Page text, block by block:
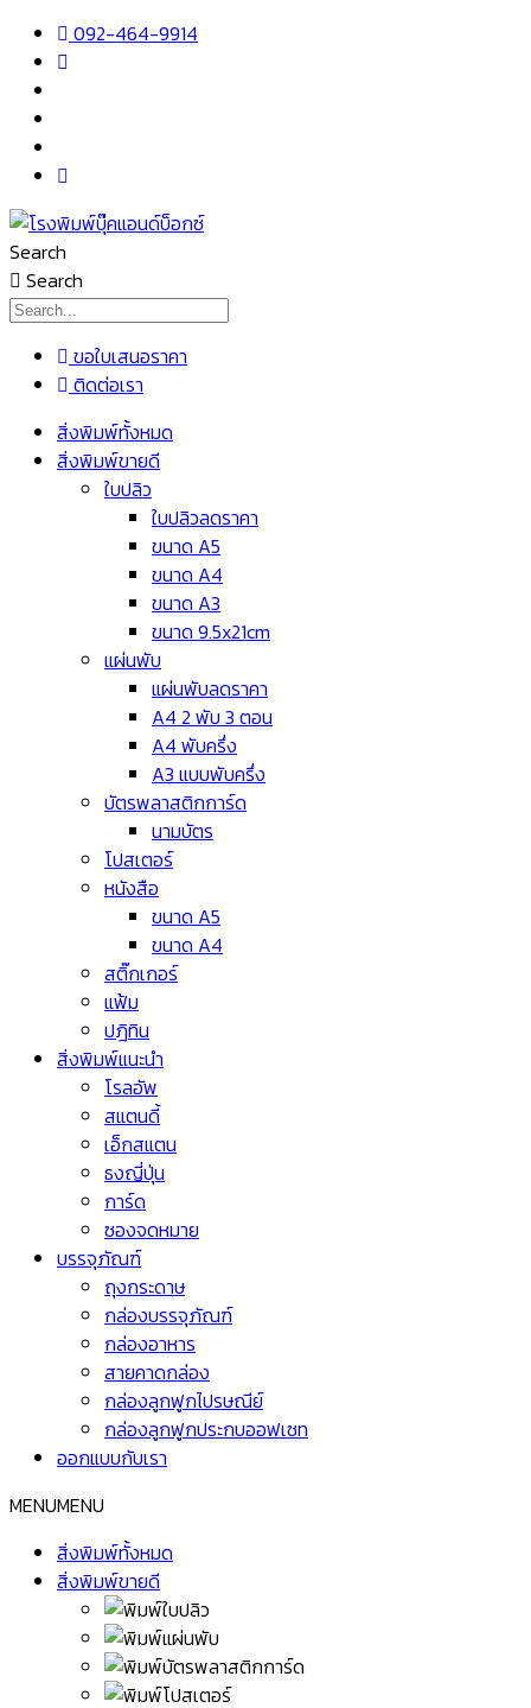
Skip
content
092-464-9914
Search
Search
ขอใบเสนอราคา
ติดต่อเรา
เมนู
สิ่งพิมพ์ทั้งหมด
สิ่งพิมพ์ขายดี
ใบปลิว
ใบปลิวลดราคา
ขนาด A5
ขนาด A4
ขนาด A3
ขนาด 9.5x21cm
แผ่นพับ
แผ่นพับลดราคา
A4 2 พับ 3 ตอน
A4 พับครึ่ง
A3 แบบพับครึ่ง
บัตรพลาสติกการ์ด
นามบัตร
โปสเตอร์
หนังสือ
ขนาด A5
ขนาด A4
สติ๊กเกอร์
แฟ้ม
ปฎิทิน
สิ่งพิมพ์แนะนำ
โรลอัพ
สแตนดี้
เอ็กสแตน
ธงญี่ปุ่น
การ์ด
ซองจดหมาย
บรรจุภัณฑ์
ถุงกระดาษ
กล่องบรรจุภัณฑ์
กล่องอาหาร
สายคาดกล่อง
กล่องลูกฟูกไปรษณีย์
กล่องลูกฟูกประกบออฟเซท
ออกแบบกับเรา
MENUMENU
สิ่งพิมพ์ทั้งหมด
สิ่งพิมพ์ขายดี